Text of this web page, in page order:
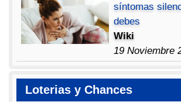
síntomas
debes
Wiki
19 Noviembre
Loterias y Chances